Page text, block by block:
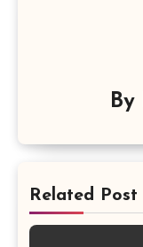
By
Related Post